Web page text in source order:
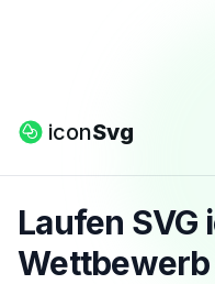
iconSvg
Laufen SVG